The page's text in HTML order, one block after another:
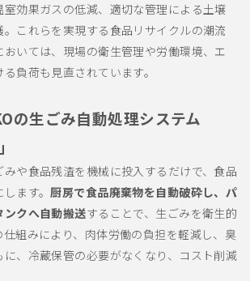
効果ガスの低減、適切な管理による土壌
これらを実現する食品リサイクルの潮流
おいては、現場の衛生管理や労働環境、エ
負荷も見直されています。
の生ごみ自動処理システム
や食品残渣を機械に投入するだけで、食品
します。厨房で食品廃棄物を自動破砕し、パ
ンクへ自動搬送することで、生ごみを衛生的
仕組みにより、肉体労働の負担を軽減し、臭
、冷蔵保管の必要がなくなり、コスト削減